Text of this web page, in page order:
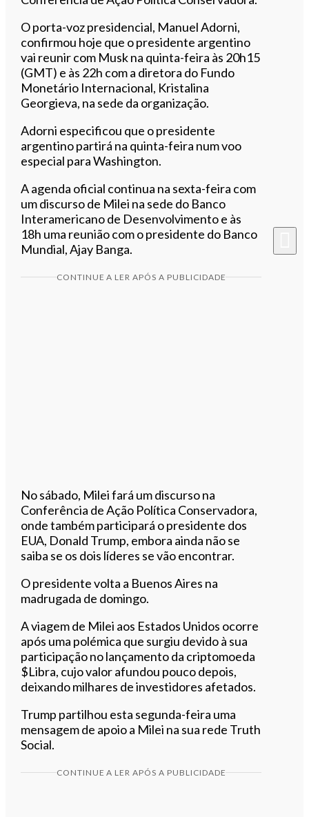
O porta-voz presidencial, Manuel Adorni,
confirmou hoje que o presidente argentino
vai reunir com Musk na quinta-feira às 20h15
(GMT) e às 22h com a diretora do Fundo
Monetário Internacional, Kristalina
Georgieva, na sede da organização.
Adorni especificou que o presidente
argentino partirá na quinta-feira num voo
especial para Washington.
A agenda oficial continua na sexta-feira com
um discurso de Milei na sede do Banco
Interamericano de Desenvolvimento e às
18h uma reunião com o presidente do Banco
Mundial, Ajay Banga.
CONTINUE A LER APÓS A PUBLICIDADE
No sábado, Milei fará um discurso na
Conferência de Ação Política Conservadora,
onde também participará o presidente dos
EUA, Donald Trump, embora ainda não se
saiba se os dois líderes se vão encontrar.
O presidente volta a Buenos Aires na
madrugada de domingo.
A viagem de Milei aos Estados Unidos ocorre
após uma polémica que surgiu devido à sua
participação no lançamento da criptomoeda
$Libra, cujo valor afundou pouco depois,
deixando milhares de investidores afetados.
Trump partilhou esta segunda-feira uma
mensagem de apoio a Milei na sua rede Truth
Social.
CONTINUE A LER APÓS A PUBLICIDADE